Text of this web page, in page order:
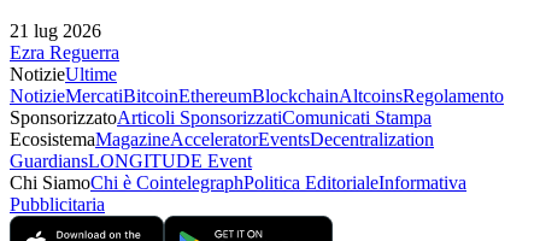
21 lug 2026
Ezra Reguerra
NotizieUltime
NotizieMercatiBitcoinEthereumBlockchainAltcoinsRegolamento
SponsorizzatoArticoli SponsorizzatiComunicati Stampa
EcosistemaMagazineAcceleratorEventsDecentralization
GuardiansLONGITUDE Event
Chi SiamoChi è CointelegraphPolitica EditorialeInformativa
Pubblicitaria